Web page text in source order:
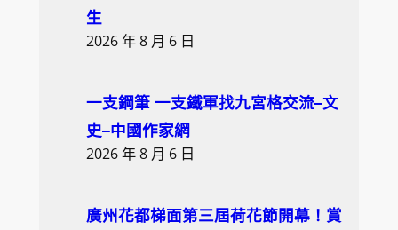
生
2026 年 8 月 6 日
一支鋼筆 一支鐵軍找九宮格交流–文
史–中國作家網
2026 年 8 月 6 日
廣州花都梯面第三屆荷花節開幕！賞